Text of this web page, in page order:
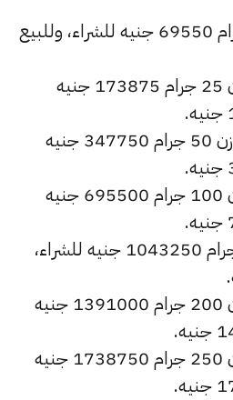
سعر عيار 21 وزن 10 جرام 69550 جنيه للشراء، وللبيع
سعر الذهب عيار 21 وزن 25 جرام 173875 جنيه
أسعار الذهب عيار 21 وزن 50 جرام 347750 جنيه
سعر الذهب عيار 21 وزن 100 جرام 695500 جنيه
سعر عيار 21 وزن 150 جرام 1043250 جنيه للشراء،
سعر الذهب عيار 21 وزن 200 جرام 1391000 جنيه
سعر الذهب عيار 21 وزن 250 جرام 1738750 جنيه